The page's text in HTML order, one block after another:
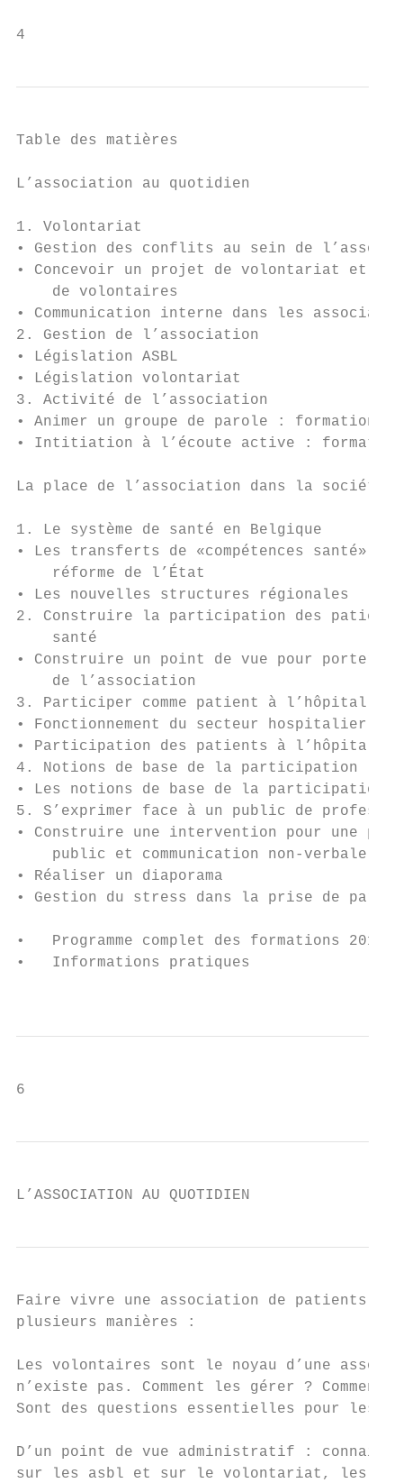
4
Table des matières
L’association au quotidien
1. Volontariat
• Gestion des conflits au sein de
• Concevoir un projet de volontariat et
    de volontaires
• Communication interne dans les
2. Gestion de l’association
• Législation ASBL
• Législation volontariat
3. Activité de l’association
• Animer un groupe de parole :
• Intitiation à l’écoute active :
La place de l’association dans la
1. Le système de santé en Belgique
• Les transferts de «compétences
    réforme de l’État
• Les nouvelles structures
2. Construire la participation des patients
    santé
• Construire un point de vue pour porter
    de l’association
3. Participer comme patient à
• Fonctionnement du secteur
• Participation des patients à
4. Notions de base de la
• Les notions de base de la
5. S’exprimer face à un public de
• Construire une intervention pour une
    public et communication non-verbale
• Réaliser un diaporama
• Gestion du stress dans la prise de
•   Programme complet des formations
•   Informations pratiques
6
L’ASSOCIATION AU QUOTIDIEN
Faire vivre une association de patients
plusieurs manières :
Les volontaires sont le noyau d’une
n’existe pas. Comment les gérer ?
Sont des questions essentielles pour les
D’un point de vue administratif :
sur les asbl et sur le volontariat, les